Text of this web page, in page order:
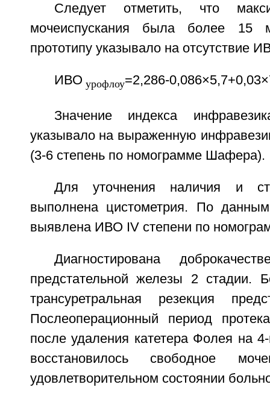
Следует отметить, что
мочеиспускания была более 15
прототипу указывало на отсутствие
ИВО урофлоу=2,286-
Значение индекса
указывало на выраженную
(3-6 степень по номограмме Шафера).
Для уточнения наличия и
выполнена цистометрия. По
выявлена ИВО IV степени по
Диагностирована
предстательной железы 2 стадии.
трансуретральная резекция
Послеоперационный период
после удаления катетера Фолея на
восстановилось свободное
удовлетворительном состоянии